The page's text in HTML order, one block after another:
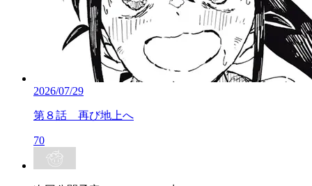
2026/07/29
第８話 再び地上へ
70